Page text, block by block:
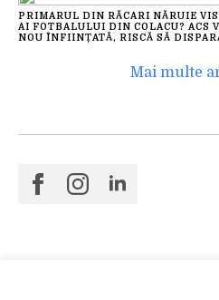
PRIMARUL DIN RĂCARI NĂRUIE
AI FOTBALULUI DIN COLACU? ACS
NOU ÎNFIINȚATĂ, RISCĂ SĂ
Mai multe